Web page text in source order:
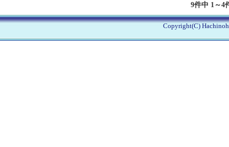
9件中 1～4
Copyright(C)